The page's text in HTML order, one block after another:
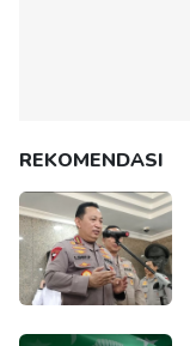
REKOMENDASI